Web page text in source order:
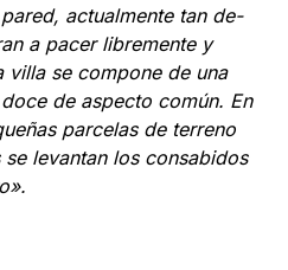
actualmente tan de­
a pacer li­bremente y
villa se compone de una
de aspecto común. En
parcelas de terreno
levantan los consabidos